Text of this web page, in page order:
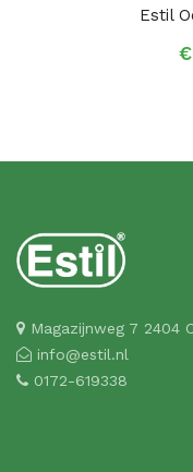
Estil
€
Magazijnweg 7 2404
info@estil.nl
0172-619338